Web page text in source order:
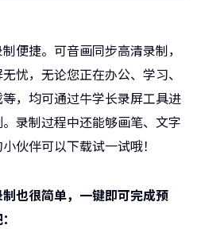
便捷。可音画同步高清录制，
忧，无论您正在办公、学习、
，均可通过牛学长录屏工具进
录制过程中还能够画笔、文字
伙伴可以下载试一试哦！
也很简单，一键即可完成预